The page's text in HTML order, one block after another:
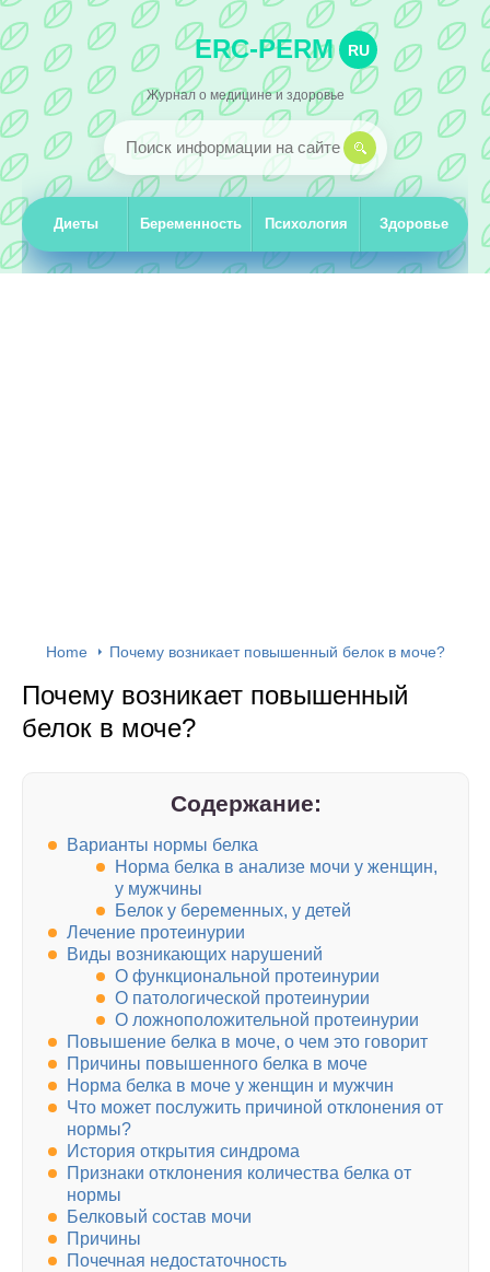
ERC-PERM RU
Журнал о медицине и здоровье
Диеты Беременность Психология Здоровье
Home Почему возникает повышенный белок в моче?
Почему возникает повышенный
белок в моче?
Содержание:
Варианты нормы белка
Норма белка в анализе мочи у женщин,
у мужчины
Белок у беременных, у детей
Лечение протеинурии
Виды возникающих нарушений
О функциональной протеинурии
О патологической протеинурии
О ложноположительной протеинурии
Повышение белка в моче, о чем это говорит
Причины повышенного белка в моче
Норма белка в моче у женщин и мужчин
Что может послужить причиной отклонения от
нормы?
История открытия синдрома
Признаки отклонения количества белка от
нормы
Белковый состав мочи
Причины
Почечная недостаточность